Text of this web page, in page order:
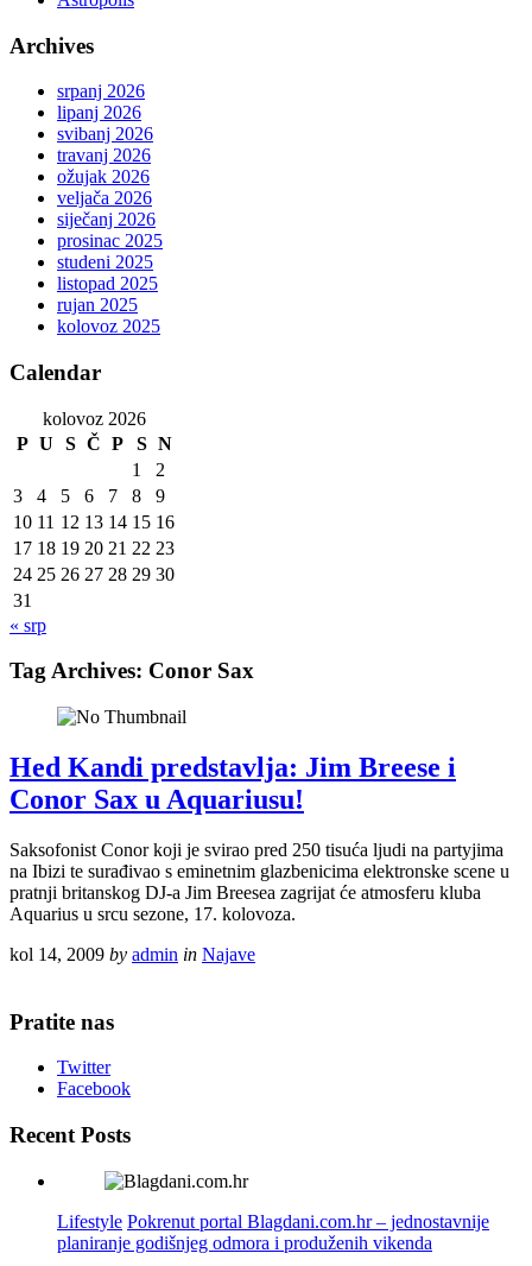
Archives
srpanj 2026
lipanj 2026
svibanj 2026
travanj 2026
ožujak 2026
veljača 2026
siječanj 2026
prosinac 2025
studeni 2025
listopad 2025
rujan 2025
kolovoz 2025
Calendar
kolovoz 2026
P U S Č P S N
1
2
3
4 5 6 7 8
9
10 11 12 13 14 15 16
17 18 19 20 21 22 23
24 25 26 27 28 29 30
31
« srp
Tag Archives: Conor Sax
Hed Kandi predstavlja: Jim Breese i
Conor Sax u Aquariusu!
Saksofonist Conor koji je svirao pred 250 tisuća ljudi na partyjima
na Ibizi te surađivao s eminetnim glazbenicima elektronske scene u
pratnji britanskog DJ-a Jim Breesea zagrijat će atmosferu kluba
Aquarius u srcu sezone, 17. kolovoza.
kol 14, 2009 by admin in Najave
Pratite nas
Twitter
Facebook
Recent Posts
Lifestyle Pokrenut portal Blagdani.com.hr – jednostavnije
planiranje godišnjeg odmora i produženih vikenda